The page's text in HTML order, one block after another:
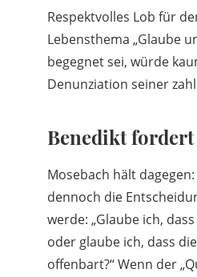
Respektvolles Lob für
Lebensthema „Glaube
begegnet sei, würde
Denunziation seiner
Benedikt
Mosebach hält
dennoch die
werde: „Glaube ich,
oder glaube ich, dass
offenbart?“ Wenn der